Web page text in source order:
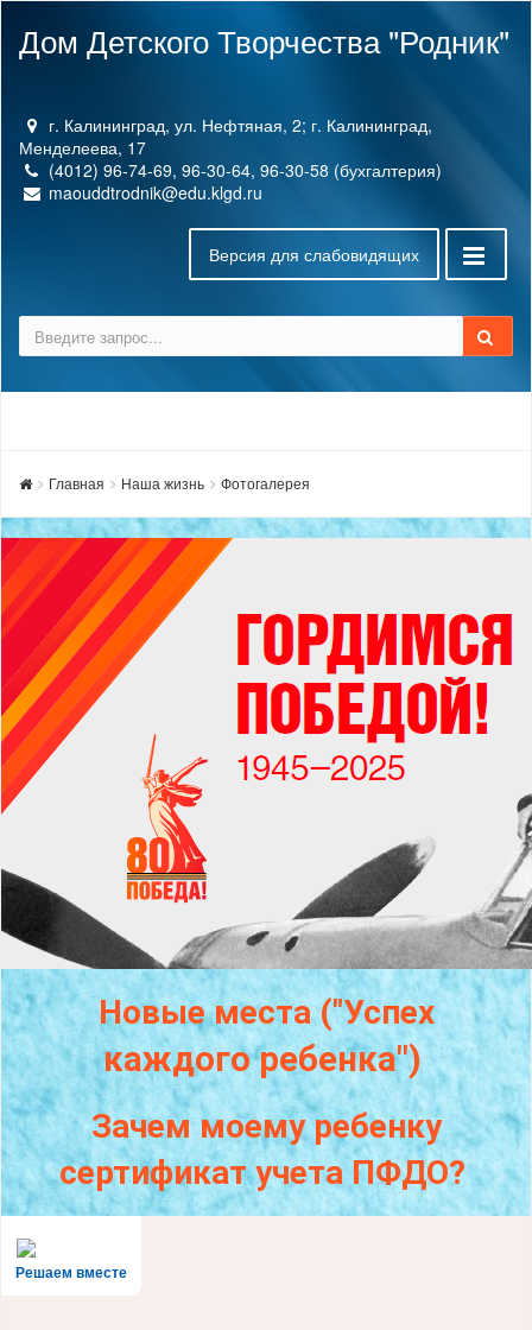
Дом Детского Творчества "Родник"
г. Калининград, ул. Нефтяная, 2; г. Калининград,
Менделеева, 17
(4012) 96-74-69, 96-30-64, 96-30-58 (бухгалтерия)
maouddtrodnik@edu.klgd.ru
Версия для слабовидящих
Главная Наша жизнь Фотогалерея
Новые места ("Успех
каждогоребенка")
Зачем моему ребенку
сертификат учета ПФДО?
Решаем вместе